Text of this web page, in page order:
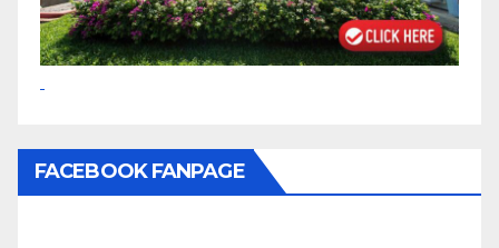
FACEBOOK FANPAGE